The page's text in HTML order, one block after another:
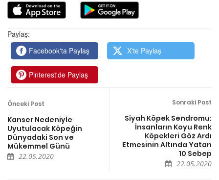
Paylaş:
Facebook'ta Paylaş
X'te Paylaş
Pinterest'de Paylaş
Önceki Post
Kanser Nedeniyle
Uyutulacak Köpeğin
Dünyadaki Son ve
Mükemmel Günü
22.05.2020
Sonraki Post
Siyah Köpek Sendromu:
İnsanların Koyu Renk
Köpekleri Göz Ardı
Etmesinin Altında Yatan
10 Sebep
22.05.2020